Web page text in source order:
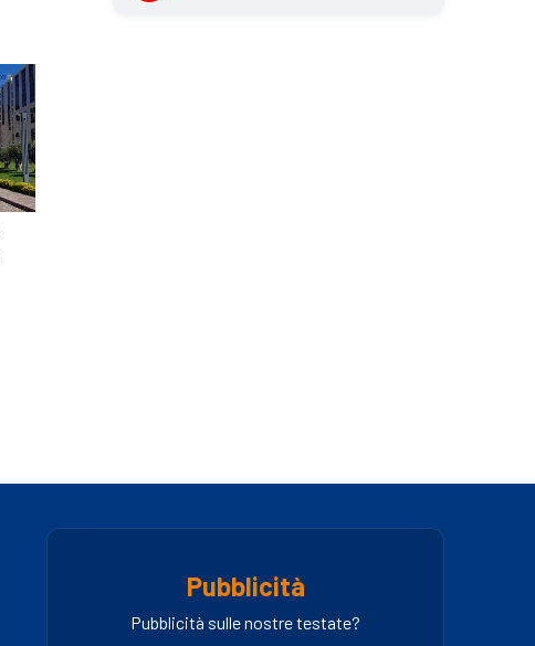
Pubblicità
Pubblicità sulle nostre testate?